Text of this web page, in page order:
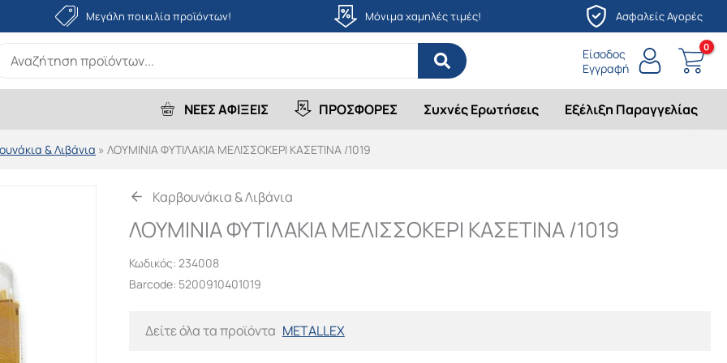
Μεγάλη ποικιλία προϊόντων! Μόνιμα χαμηλές τιμές! Ασφαλείς Αγορές
Είσοδος
Εγγραφή
ΝΕΕΣ ΑΦΙΞΕΙΣ ΠΡΟΣΦΟΡΕΣ Συχνές Ερωτήσεις Εξέλιξη Παραγγελίας
& Λιβάνια » ΛΟΥΜΙΝΙΑ ΦΥΤΙΛΑΚΙΑ ΜΕΛΙΣΣΟΚΕΡΙ ΚΑΣETΙΝΑ /1019
Καρβουνάκια & Λιβάνια
ΛΟΥΜΙΝΙΑ ΦΥΤΙΛΑΚΙΑ ΜΕΛΙΣΣΟΚΕΡΙ ΚΑΣETΙΝΑ /1019
Κωδικός: 234008
Barcode: 5200910401019
Δείτε όλα τα προϊόντα METALLEX